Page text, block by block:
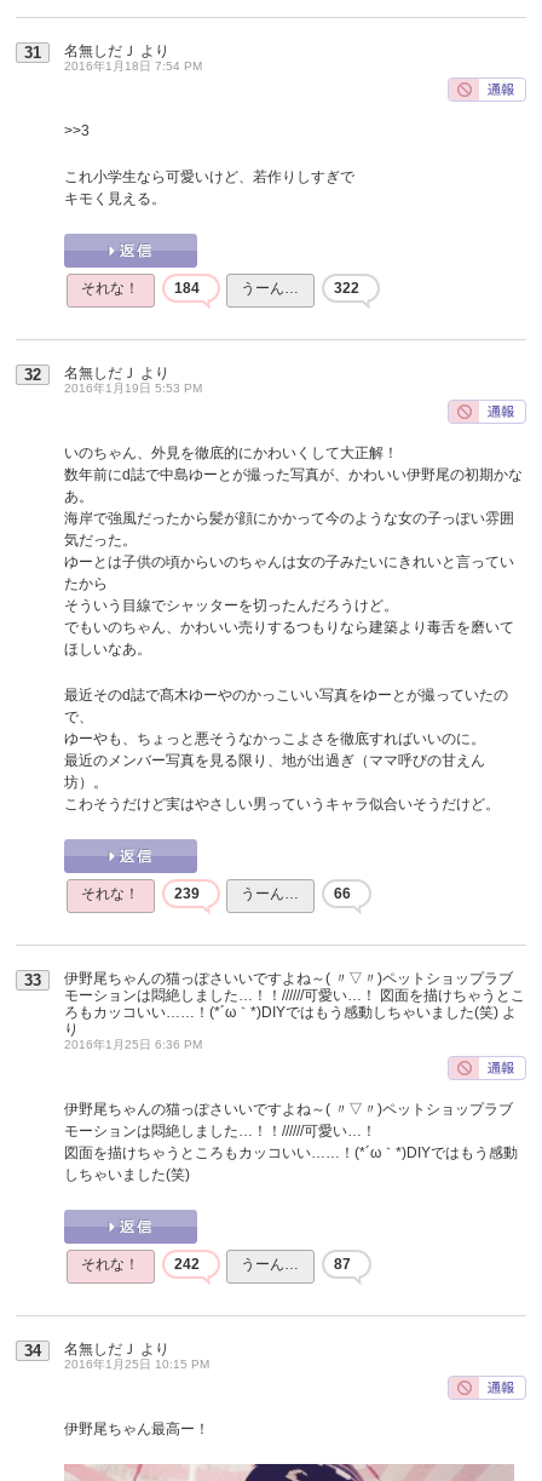
31 名無しだＪ より
2016年1月18日 7:54 PM
>>3
これ小学生なら可愛いけど、若作りしすぎで
キモく見える。
それな！ 184 うーん… 322
32 名無しだＪ より
2016年1月19日 5:53 PM
いのちゃん、外見を徹底的にかわいくして大正解！
数年前にd誌で中島ゆーとが撮った写真が、かわいい伊野尾の初期かな
あ。
海岸で強風だったから髪が顔にかかって今のような女の子っぽい雰囲
気だった。
ゆーとは子供の頃からいのちゃんは女の子みたいにきれいと言ってい
たから
そういう目線でシャッターを切ったんだろうけど。
でもいのちゃん、かわいい売りするつもりなら建築より毒舌を磨いて
ほしいなあ。
最近そのd誌で髙木ゆーやのかっこいい写真をゆーとが撮っていたの
で、
ゆーやも、ちょっと悪そうなかっこよさを徹底すればいいのに。
最近のメンバー写真を見る限り、地が出過ぎ（ママ呼びの甘えん
坊）。
こわそうだけど実はやさしい男っていうキャラ似合いそうだけど。
それな！ 239 うーん… 66
33
伊野尾ちゃんの猫っぽさいいですよね～( 〃▽〃)ペットショップラブ
モーションは悶絶しました…！！//////可愛い…！ 図面を描けちゃうとこ
ろもカッコいい……！(*´ω｀*)DIYではもう感動しちゃいました(笑) よ
り
2016年1月25日 6:36 PM
伊野尾ちゃんの猫っぽさいいですよね～( 〃▽〃)ペットショップラブ
モーションは悶絶しました…！！//////可愛い…！
図面を描けちゃうところもカッコいい……！(*´ω｀*)DIYではもう感動
しちゃいました(笑)
それな！ 242 うーん… 87
34 名無しだＪ より
2016年1月25日 10:15 PM
伊野尾ちゃん最高ー！